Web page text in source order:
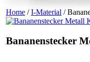
Home /I-Material /
Bananenstecker